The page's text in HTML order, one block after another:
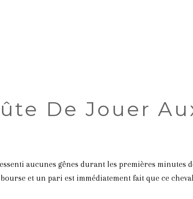
De Jouer
aucunes gênes durant les premières minutes
et un pari est immédiatement fait que ce